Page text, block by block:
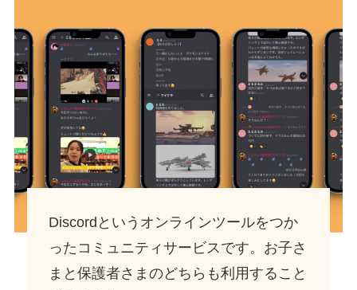
Discordというオンラインツールをつか
ったコミュニティサービスです。お子さ
まと保護者さまのどちらも利用すること